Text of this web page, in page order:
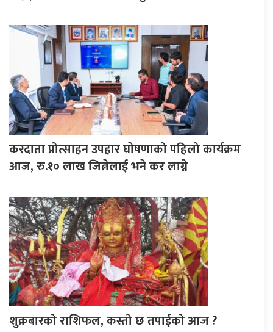
करदाता प्रोत्साहन उपहार घाेषणाको पहिलो कार्यक्रम
आज, रु.१० लाख जित्नेलाई भने कर लाग्ने
शुक्रबारको राशिफल, कस्तो छ तपाईको आज ?